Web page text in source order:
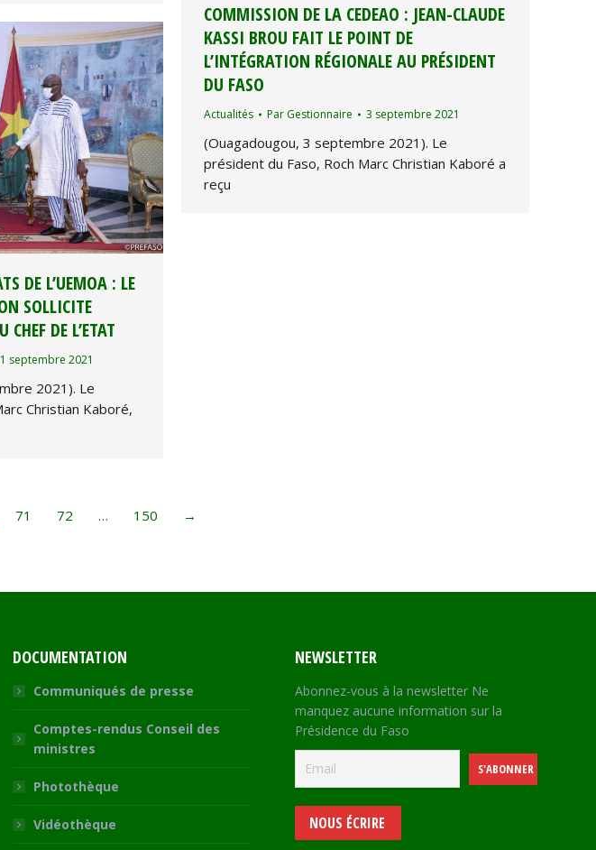
COMMISSION DE LA CEDEAO : JEAN-CLAUDE
KASSI BROU FAIT LE POINT DE
L’INTÉGRATION RÉGIONALE AU PRÉSIDENT
DU FASO
Actualités Par Gestionnaire 3 septembre 2021
(Ouagadougou, 3 septembre 2021). Le
président du Faso, Roch Marc Christian Kaboré a
reçu
DE L’UEMOA : LE
SOLLICITE
CHEF DE L’ETAT
1 septembre 2021
2021). Le
Christian Kaboré,
71 72 … 150 →
DOCUMENTATION
Communiqués de presse
Comptes-rendus Conseil des
ministres
Photothèque
Vidéothèque
NEWSLETTER
Abonnez-vous à la newsletter Ne
manquez aucune information sur la
Présidence du Faso
NOUS ÉCRIRE